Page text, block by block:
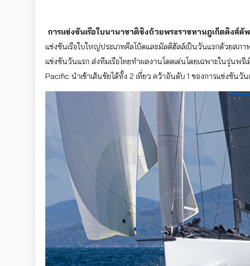
การแข่งขันเรือใบนานาชาติชิงถ้วยพระราชทานภูเก็ตคิงส์
แข่งขันเรือใบใหญ่ประเภทคีลโบ้ตและมัลติฮัลล์เป็นวันแรกด้วยสภ
แข่งขันวันแรก ส่งทีมเรือไทยทำผลงานโดดเด่นโดยเฉพาะในรุ่นพ
Pacific นำเข้าเส้นชัยได้ทั้ง 2 เที่ยว คว้าอันดับ 1 ของการแข่งขันวัน